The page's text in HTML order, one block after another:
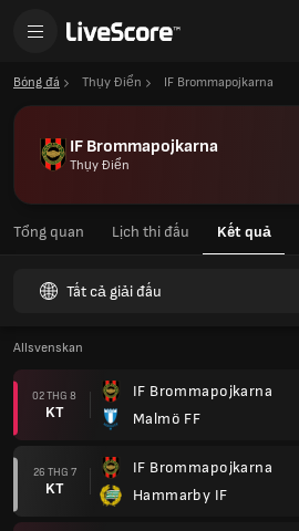
Bóng đá Thụy Điển IF Brommapojkarna
IF Brommapojkarna
Thụy Điển
Tổng quan Lịch thi đấu Kết quả
Tất cả giải đấu
Allsvenskan
02 THG 8
KT
IF Brommapojkarna
Malmö FF
26 THG 7
KT
IF Brommapojkarna
Hammarby IF